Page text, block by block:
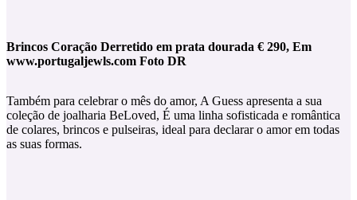
Brincos Coração Derretido em prata dourada € 290, Em
www.portugaljewls.com Foto DR
Também para celebrar o mês do amor, A Guess apresenta a sua
coleção de joalharia BeLoved, É uma linha sofisticada e romântica
de colares, brincos e pulseiras, ideal para declarar o amor em todas
as suas formas.